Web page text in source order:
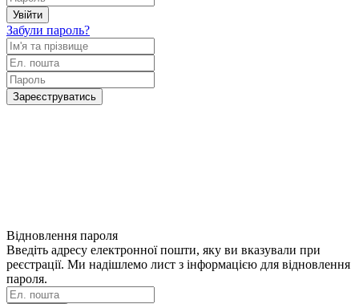
Увійти
Забули пароль?
Зареєструватись
Відновлення пароля
Введіть адресу електронної пошти, яку ви вказували при
реєстрації. Ми надішлемо лист з інформацією для відновлення
пароля.